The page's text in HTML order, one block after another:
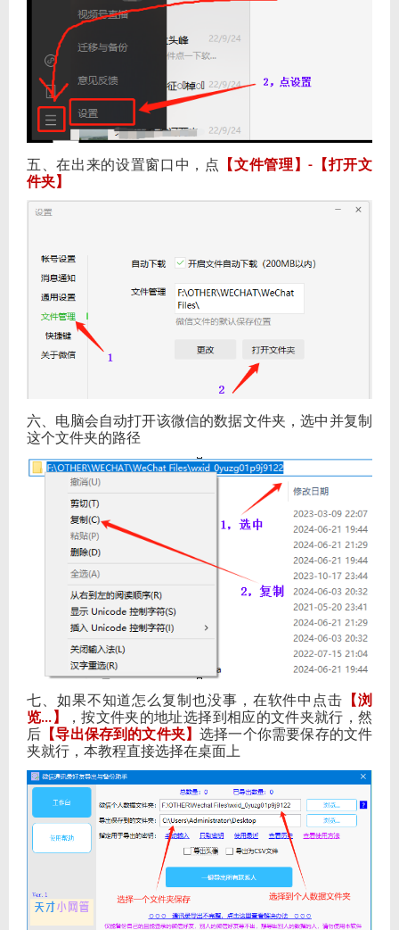
五、在出来的设置窗口中，点 【文件管理】- 【打开文
件夹】
六、电脑会自动打开该微信的数据文件夹，选中并复制
这个文件夹的路径
七、如果不知道怎么复制也没事，在软件中点击 【浏
览... 】
，按文件夹的地址选择到相应的文件夹就行，然
后 【导出保存到的文件夹】选择一个你需要保存的文件
夹就行，本教程直接选择在桌面上